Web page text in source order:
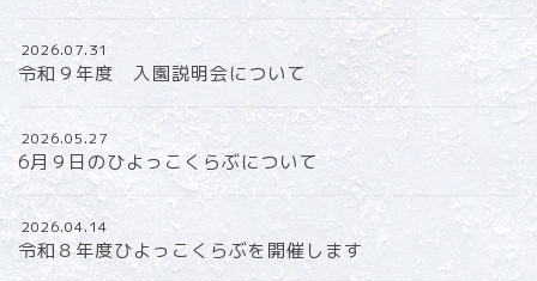
2026.07.31
令和９年度 入園説明会について
2026.05.27
6月９日のひよっこくらぶについて
2026.04.14
令和８年度ひよっこくらぶを開催します